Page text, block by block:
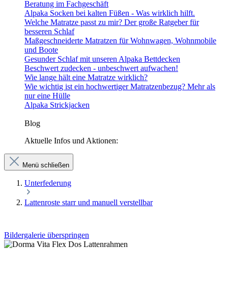
Beratung im Fachgeschäft
Alpaka Socken bei kalten Füßen - Was wirklich hilft.
Welche Matratze passt zu mir? Der große Ratgeber für
besseren Schlaf
Maßgeschneiderte Matratzen für Wohnwagen, Wohnmobile
und Boote
Gesunder Schlaf mit unseren Alpaka Bettdecken
Beschwert zudecken - unbeschwert aufwachen!
Wie lange hält eine Matratze wirklich?
Wie wichtig ist ein hochwertiger Matratzenbezug? Mehr als
nur eine Hülle
Alpaka Strickjacken
Blog
Aktuelle Infos und Aktionen:
Menü schließen
Unterfederung
Lattenroste starr und manuell verstellbar
Bildergalerie überspringen